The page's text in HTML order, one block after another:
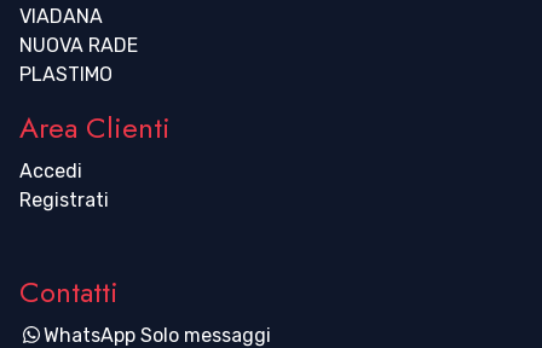
VIADANA
NUOVA RADE
PLASTIMO
Area Clienti
Accedi
Registrati
Contatti
WhatsApp Solo messaggi